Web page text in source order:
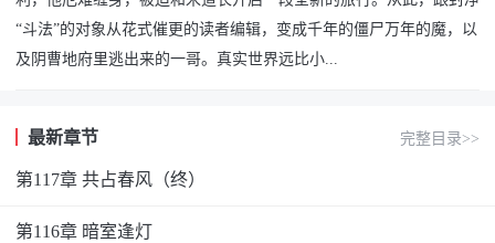
“斗法”的对象从花式催更的读者编辑，变成千年的僵尸万年的魔，以
及阴曹地府里逃出来的一哥。真实世界远比小...
最新章节 完整目录>>
第117章 共占春风（终）
第116章 暗室逢灯